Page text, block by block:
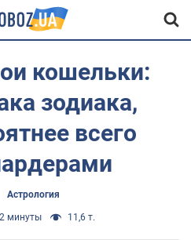
кошельки:
зодиака,
всего
Астрология
2 минуты 11,6 т.